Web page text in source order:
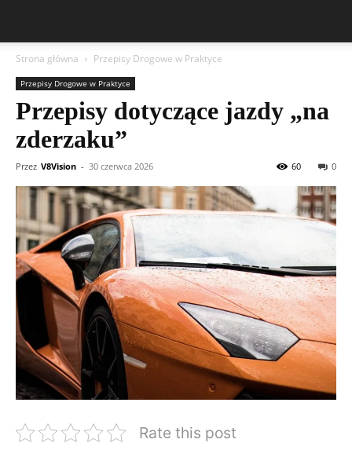
Strona główna Przepisy Drogowe w Praktyce
Przepisy Drogowe w Praktyce
Przepisy dotyczące jazdy „na
zderzaku”
Przez V8Vision - 30 czerwca 2026 0
60
Rate this post